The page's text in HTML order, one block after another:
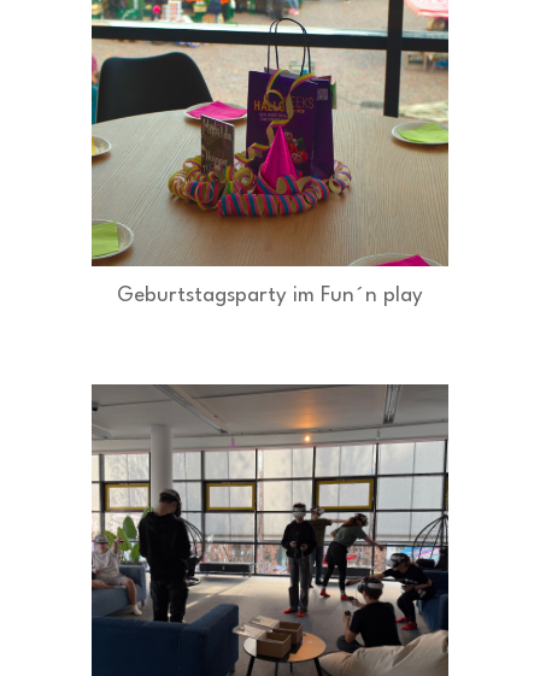
Geburtstagsparty im Fun´n play